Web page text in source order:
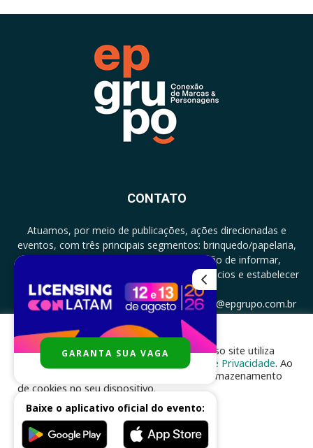
CONTATO
Atuamos, por meio de publicações, ações direcionadas e
eventos, com três principais segmentos: brinquedo/papelaria,
licenciamento e zero a três com a missão de informar,
documentar, proporcionar encontro de negócios e estabelecer
parcerias.
CONTATO: +5511994513097 - atendimento@epgrupo.com.br
SIGA-NOS
Para melhor experiência e navegação, nosso site utiliza
cookies, de acordo com a nossa
Política de Privacidade. Ao
clicar em “aceito”, você concorda com o armazenamento
de cookies no seu dispositivo.
ACEITAR
GARANTA SUA VAGA
Baixe o aplicativo oficial do evento: